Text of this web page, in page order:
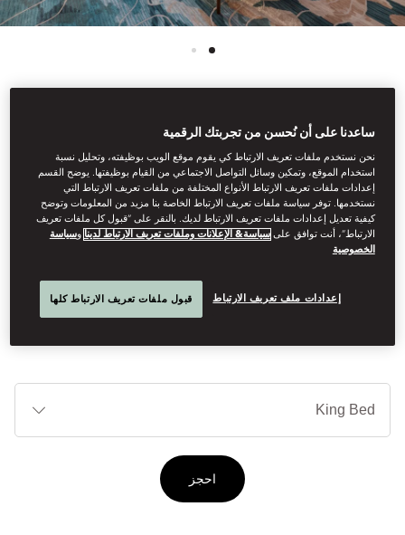
See All Rooms
MANDARIN ROOM
Ample space and an unbeatable Forbidden City view through
the floor-to-ceiling windows are the defining features of the
احجز
ساعدنا على أن نُحسن من تجربتك الرقمية
نحن نستخدم ملفات تعريف الارتباط كي يقوم موقع الويب بوظيفته، وتحليل نسبة
استخدام الموقع، وتمكين وسائل التواصل الاجتماعي من القيام بوظيفتها. يوضح القسم
إعدادات ملفات تعريف الارتباط الأنواع المختلفة من ملفات تعريف الارتباط التي
نستخدمها. توفر سياسة ملفات تعريف الارتباط الخاصة بنا مزيد من المعلومات وتوضح
كيفية تعديل إعدادات ملفات تعريف الارتباط لديك. بالنقر على “قبول كل ملفات تعريف
الارتباط”، أنت توافق علىسياسة& الإعلانات وملفات تعريف الارتباط لدينا وسياسة
الخصوصية
إعدادات ملف تعريف الارتباط قبول ملفات تعريف الارتباط كلها